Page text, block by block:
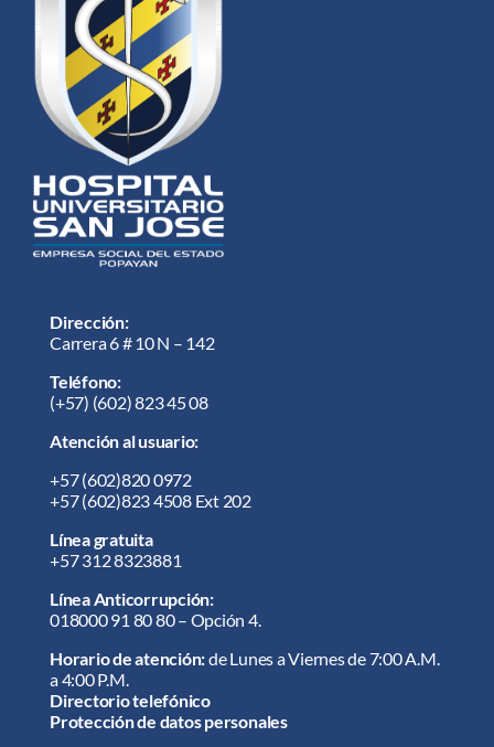
Dirección:
Carrera 6 # 10 N – 142
Teléfono:
(+57) (602) 823 45 08
Atención al usuario:
+57(602)820 0972
+57(602)823 4508 Ext 202
Línea gratuita
+57 312 8323881
Línea Anticorrupción:
018000 91 80 80 – Opción 4.
Horario de atención:de Lunes a Viernes de 7:00 A.M.
a 4:00 P.M.
Directorio telefónico
Protección de datos personales